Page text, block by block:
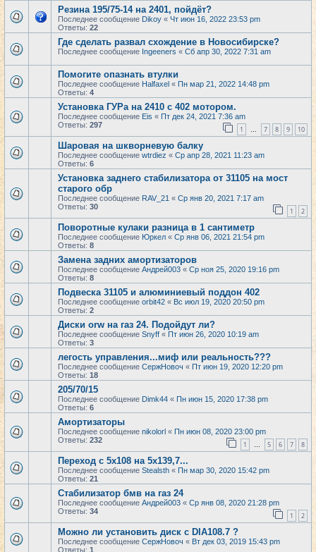
Резина 195/75-14 на 2401, пойдёт?
Последнее сообщение Dikoy « Чт июн 16, 2022 23:53 pm
Ответы: 22
Где сделать развал схождение в Новосибирске?
Последнее сообщение Ingeeners « Сб апр 30, 2022 7:31 am
Помогите опазнать втулки
Последнее сообщение Halfaxel « Пн мар 21, 2022 14:48 pm
Ответы: 4
Установка ГУРа на 2410 с 402 мотором.
Последнее сообщение Eis « Пт дек 24, 2021 7:36 am
Ответы: 297 1 … 7 8 9 10
Шаровая на шкворневую балку
Последнее сообщение wtrdiez « Ср апр 28, 2021 11:23 am
Ответы: 6
Установка заднего стабилизатора от 31105 на мост
старого обр
Последнее сообщение RAV_21 « Ср янв 20, 2021 7:17 am
Ответы: 30 1 2
Поворотные кулаки разница в 1 сантиметр
Последнее сообщение Юркел « Ср янв 06, 2021 21:54 pm
Ответы: 8
Замена задних амортизаторов
Последнее сообщение Андрей003 « Ср ноя 25, 2020 19:16 pm
Ответы: 8
Подвеска 31105 и алюминиевый поддон 402
Последнее сообщение orbit42 « Вс июл 19, 2020 20:50 pm
Ответы: 2
Диски orw на газ 24. Подойдут ли?
Последнее сообщение Snyff « Пт июн 26, 2020 10:19 am
Ответы: 3
легость управления...миф или реальность???
Последнее сообщение СержНовоч « Пт июн 19, 2020 12:20 pm
Ответы: 18
205/70/15
Последнее сообщение Dimk44 « Пн июн 15, 2020 17:38 pm
Ответы: 6
Амортизаторы
Последнее сообщение nikolorl « Пн июн 08, 2020 23:00 pm
Ответы: 232 1 … 5 6 7 8
Переход с 5х108 на 5х139,7...
Последнее сообщение Stealsth « Пн мар 30, 2020 15:42 pm
Ответы: 21
Стабилизатор бмв на газ 24
Последнее сообщение Андрей003 « Ср янв 08, 2020 21:28 pm
Ответы: 34 1 2
Можно ли установить диск с DIA108.7 ?
Последнее сообщение СержНовоч « Вт дек 03, 2019 15:43 pm
Ответы: 1